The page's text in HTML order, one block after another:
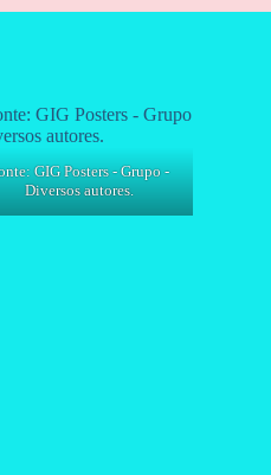
GIG Posters - Grupo -
Diversos autores.